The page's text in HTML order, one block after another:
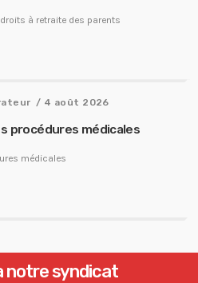
à retraite des parents
/ 4 août 2026
procédures médicales
médicales
notre syndicat